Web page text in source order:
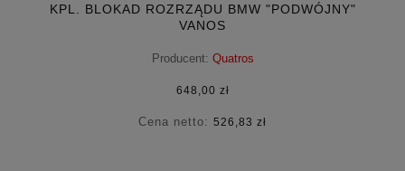
KPL. BLOKAD ROZRZĄDU BMW "PODWÓJNY"
VANOS
Producent: Quatros
648,00 zł
Cena netto: 526,83 zł